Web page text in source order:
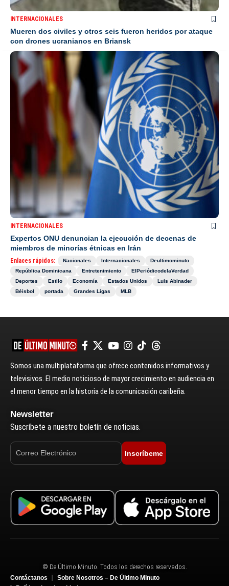
INTERNACIONALES
Mueren dos civiles y otros seis fueron heridos por ataque
con drones ucranianos en Briansk
INTERNACIONALES
Expertos ONU denuncian la ejecución de decenas de
miembros de minorías étnicas en Irán
Enlaces rápidos: Nacionales Internacionales
Deultimominuto
República Dominicana
Entretenimiento
ElPeriódicodelaVerdad
Deportes
Estilo Economía Estados Unidos
Luis Abinader
Béisbol
portada Grandes Ligas MLB
Somos una multiplataforma que ofrece contenidos informativos y
televisivos. El medio noticioso de mayor crecimiento en audiencia en
el menor tiempo en la historia de la comunicación caribeña.
Newsletter
Suscríbete a nuestro boletín de noticias.
Inscríbeme
© De Último Minuto. Todos los derechos reservados.
Contáctanos
Sobre Nosotros – De Último Minuto